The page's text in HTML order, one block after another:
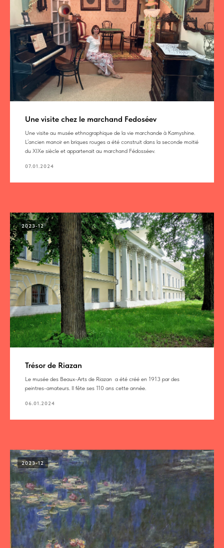
Une visite chez le marchand Fedoséev
Une visite au musée ethnographique de la vie marchande à Kamyshinе.
L’ancien manoir en briques rouges a été construit dans la seconde moitié
du XIXe siècle et appartenait au marchand Fédosséev.
07.01.2024
2023-12
Trésor de Riazan
Le musée des Beaux-Arts de Riazan a été créé en 1913 par des
peintres-amateurs. Il fête ses 110 ans cette année.
06.01.2024
2023-12